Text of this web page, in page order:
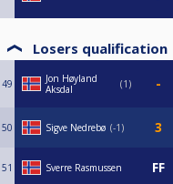
Losers qualification
49
Jon Høyland
Aksdal
1
50 Sigve Nedrebø -1
51 Sverre Rasmussen